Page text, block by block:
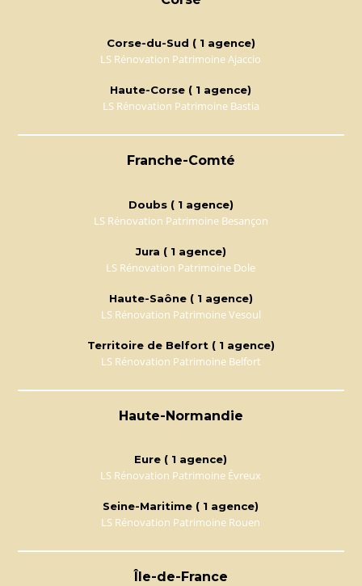
Corse-du-Sud ( 1 agence)
LS Rénovation Patrimoine Ajaccio
Haute-Corse ( 1 agence)
LS Rénovation Patrimoine Bastia
Franche-Comté
Doubs ( 1 agence)
LS Rénovation Patrimoine Besançon
Jura ( 1 agence)
LS Rénovation Patrimoine Dole
Haute-Saône ( 1 agence)
LS Rénovation Patrimoine Vesoul
Territoire de Belfort ( 1 agence)
LS Rénovation Patrimoine Belfort
Haute-Normandie
Eure ( 1 agence)
LS Rénovation Patrimoine Évreux
Seine-Maritime ( 1 agence)
LS Rénovation Patrimoine Rouen
Île-de-France